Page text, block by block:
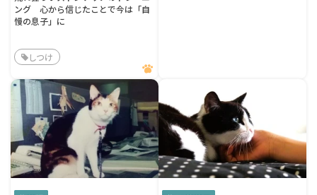
ング 心から信じたことで今は「自
慢の息子」に
しつけ